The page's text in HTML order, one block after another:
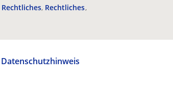
Rechtliches Rechtliches
Datenschutzhinweis